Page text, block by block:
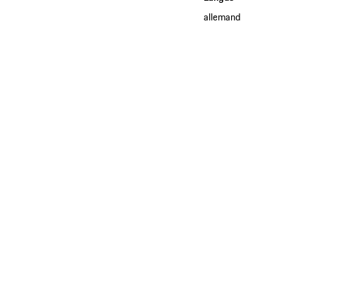
allemand